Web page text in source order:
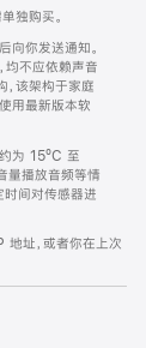
独购买。
向你发送通知。
均不应依赖声音
该架构于家庭
用最新版本软
为 15ºC 至
量播放音频等情
间对传感器进
地址，或者你在上次